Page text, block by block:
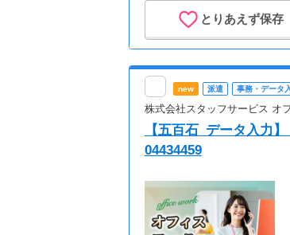
とりあえず保存
new 派遣 事務・データ
株式会社スタッフサービス オ
【五百石_データ入力
04434459